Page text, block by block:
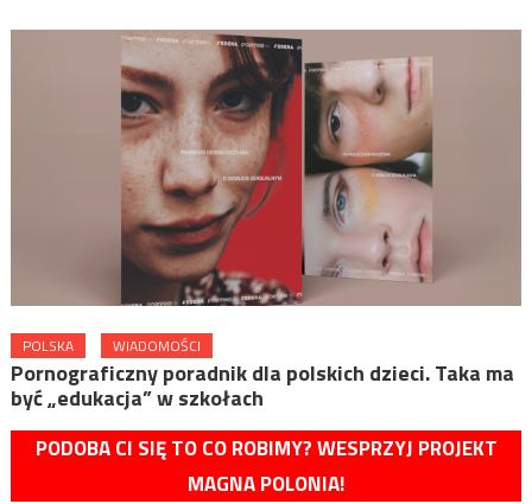
POLSKA WIADOMOŚCI
Pornograficzny poradnik dla polskich dzieci. Taka ma
być „edukacja” w szkołach
PODOBA CI SIĘ TO CO ROBIMY? WESPRZYJ PROJEKT
MAGNA POLONIA!